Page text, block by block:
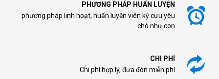
PHƯƠNG PHÁP HUẤN LUYỆN
phương pháp linh hoạt, huấn luyện viên kỳ cựu yêu
chó như con
CHI PHÍ
Chi phí hợp lý, đưa đón miễn phí